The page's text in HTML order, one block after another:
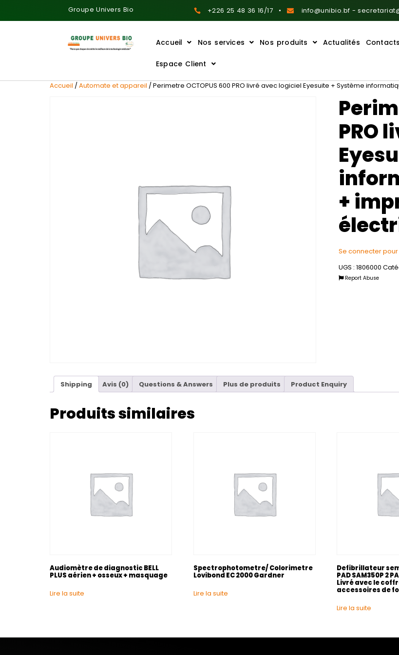
Groupe Univers Bio +226 25 48 36 16/17 info@unibio.bf -
Accueil Nos services Nos produits Actualités Contacts
Espace Client
Accueil /Automate et appareil / Perimetre OCTOPUS 600 PRO livré avec logiciel Eyesuite + Système
PRO
+
Se connecter
UGS : 1806000
Report Abuse
Shipping Avis (0) Questions & Answers Plus de produits Product Enquiry
Produits similaires
Audiomètre de diagnostic BELL
PLUS aérien + osseux + masquage
Lire la suite
Spectrophotometre/ Colorimetre
Lovibond EC 2000 Gardner
Lire la suite
Defibrillateur
PAD SAM350P 2
Livré avec le
accessoires de
Lire la suite